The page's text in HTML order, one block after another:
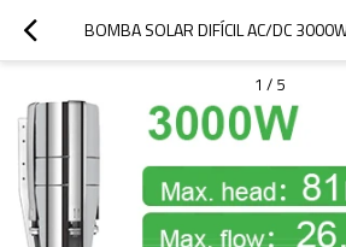
1 / 5